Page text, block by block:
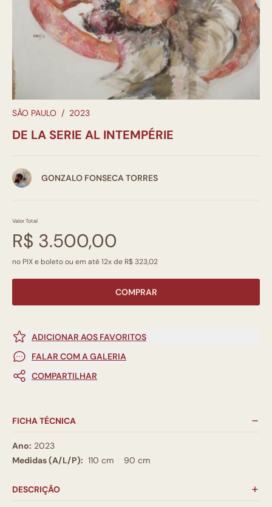
SÃO PAULO / 2023
DE LA SERIE AL INTEMPÉRIE
GONZALO FONSECA TORRES
Valor Total
R$ 3.500,00
no PIX e boleto ou em até 12x de R$ 323,02
COMPRAR
ADICIONAR AOS FAVORITOS
FALAR COM A GALERIA
COMPARTILHAR
FICHA TÉCNICA
Ano: 2023
Medidas (A/L/P): 110 cm 90 cm
DESCRIÇÃO